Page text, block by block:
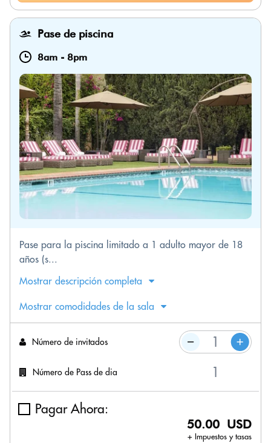
Pase de piscina
8am - 8pm
Pase para la piscina limitado a 1 adulto mayor de 18
años (s...
Mostrar descripción completa
Mostrar comodidades de la sala
Número de invitados
Número de Pass de dia
Pagar Ahora:
50.00 USD
+ Impuestos y tasas